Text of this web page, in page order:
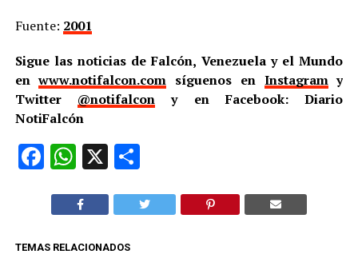
Fuente: 2001
Sigue las noticias de Falcón, Venezuela y el Mundo
enwww.notifalcon.com síguenos en Instagramy
Twitter @notifalcon y en Facebook: Diario
NotiFalcón
Facebook
WhatsApp
X Compartir
TEMAS RELACIONADOS